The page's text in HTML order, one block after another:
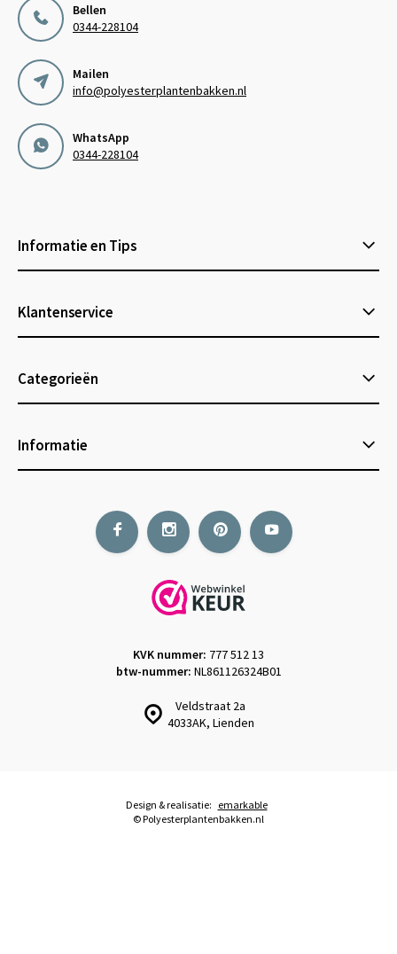
Bellen
0344-228104
Mailen
info@polyesterplantenbakken.nl
WhatsApp
0344-228104
Informatie en Tips
Klantenservice
Categorieën
Informatie
Veldstraat 2a
4033AK, Lienden
KVK nummer: 777 512 13
btw-nummer: NL861126324B01
© Polyesterplantenbakken.nl
Design & realisatie: emarkable